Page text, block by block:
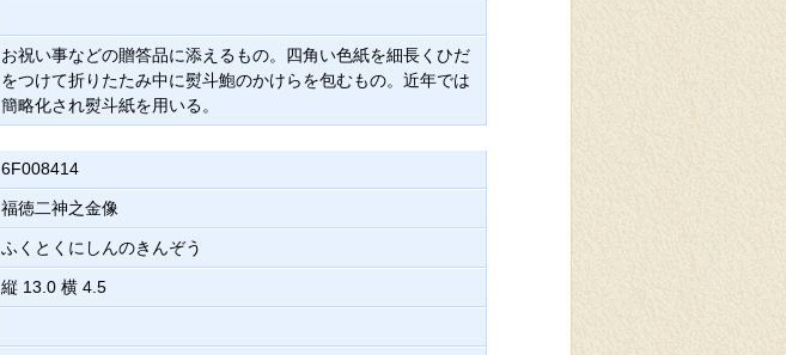
お祝い事などの贈答品に添えるもの。四角い色紙を細長くひだ
をつけて折りたたみ中に熨斗鮑のかけらを包むもの。近年では
簡略化され熨斗紙を用いる。
6F008414
福徳二神之金像
ふくとくにしんのきんぞう
縦 13.0 横 4.5